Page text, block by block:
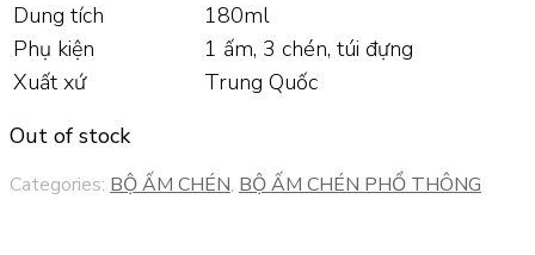
200,000₫.
150,000₫.
Dung tích
180ml
Phụ kiện
1 ấm, 3 chén, túi đựng
Xuất xứ
Trung Quốc
Out of stock
Categories: BỘ ẤM CHÉN, BỘ ẤM CHÉN PHỔ THÔNG